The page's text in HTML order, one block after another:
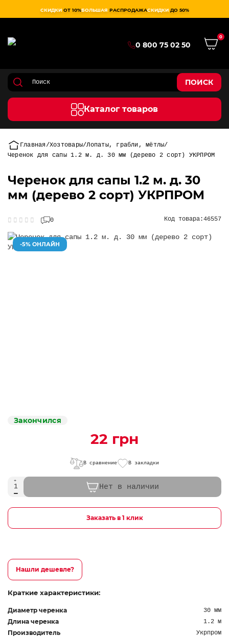
СКИДКИ ОТ 10%БОЛЬШАЯ РАСПРОДАЖАСКИДКИ ДО 50%
0 800 75 02 50
0
ПОИСК
Каталог товаров
Главная Хозтовары Лопаты, грабли, мётлы
Черенок для сапы 1.2 м. д. 30 мм (дерево 2 сорт) УКРПРОМ
Черенок для сапы 1.2 м. д. 30
мм (дерево 2 сорт) УКРПРОМ
0 Код товара:46557
-5% ОНЛАЙН
Закончился
22 грн
В сравнение В закладки
Нет в наличии
Заказать в 1 клик
Нашли дешевле?
Краткие характеристики:
Диаметр черенка 30 мм
Длина черенка 1.2 м
Производитель Укрпром